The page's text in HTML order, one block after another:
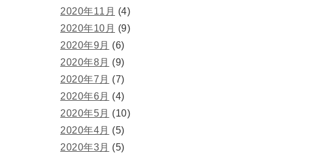
2020年11月 (4)
2020年10月 (9)
2020年9月 (6)
2020年8月 (9)
2020年7月 (7)
2020年6月 (4)
2020年5月 (10)
2020年4月 (5)
2020年3月 (5)